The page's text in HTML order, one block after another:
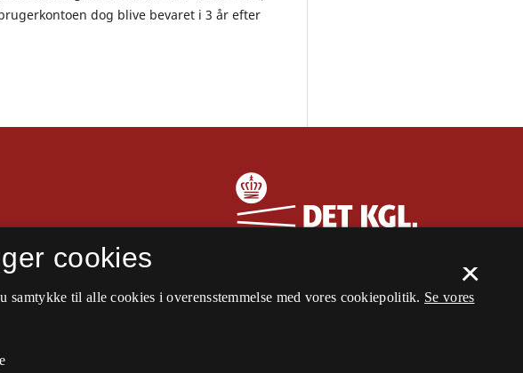
dog blive bevaret i 3 år efter
×
cookies
samtykke til alle cookies i overensstemmelse med vores cookiepolitik. Se vores